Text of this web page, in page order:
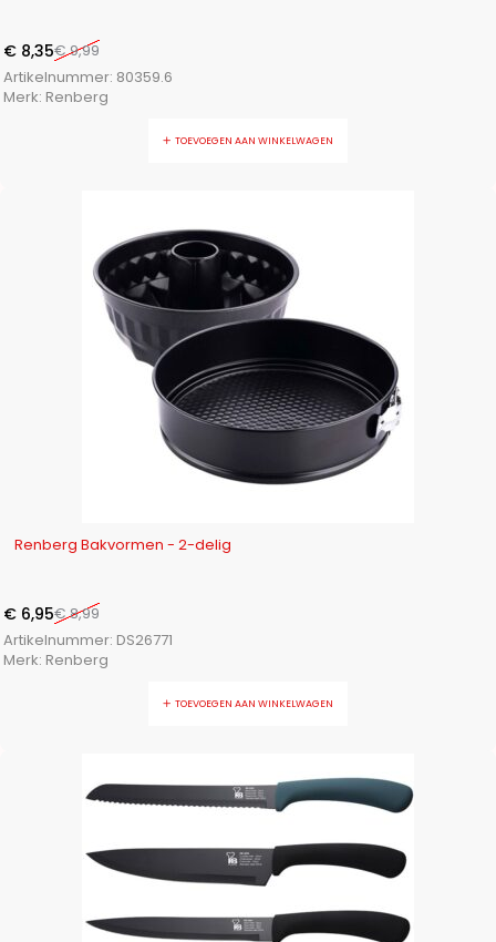
€9,99
€ 8,35
Artikelnummer: 80359.6
Merk: Renberg
TOEVOEGEN AAN WINKELWAGEN
Renberg Bakvormen - 2-delig
€8,99
€ 6,95
Artikelnummer: DS26771
Merk: Renberg
TOEVOEGEN AAN WINKELWAGEN